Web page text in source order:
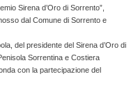
Sirena d’Oro di Sorrento”,
dal Comune di Sorrento e
del presidente del Sirena d’Oro di
Sorrentina e Costiera
con la partecipazione del